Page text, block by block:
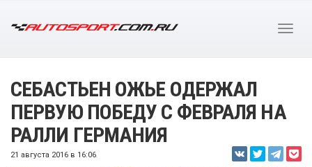
СЕБАСТЬЕН ОЖЬЕ ОДЕРЖАЛ
ПЕРВУЮ ПОБЕДУ С ФЕВРАЛЯ НА
РАЛЛИ ГЕРМАНИЯ
21 августа 2016 в 16:06